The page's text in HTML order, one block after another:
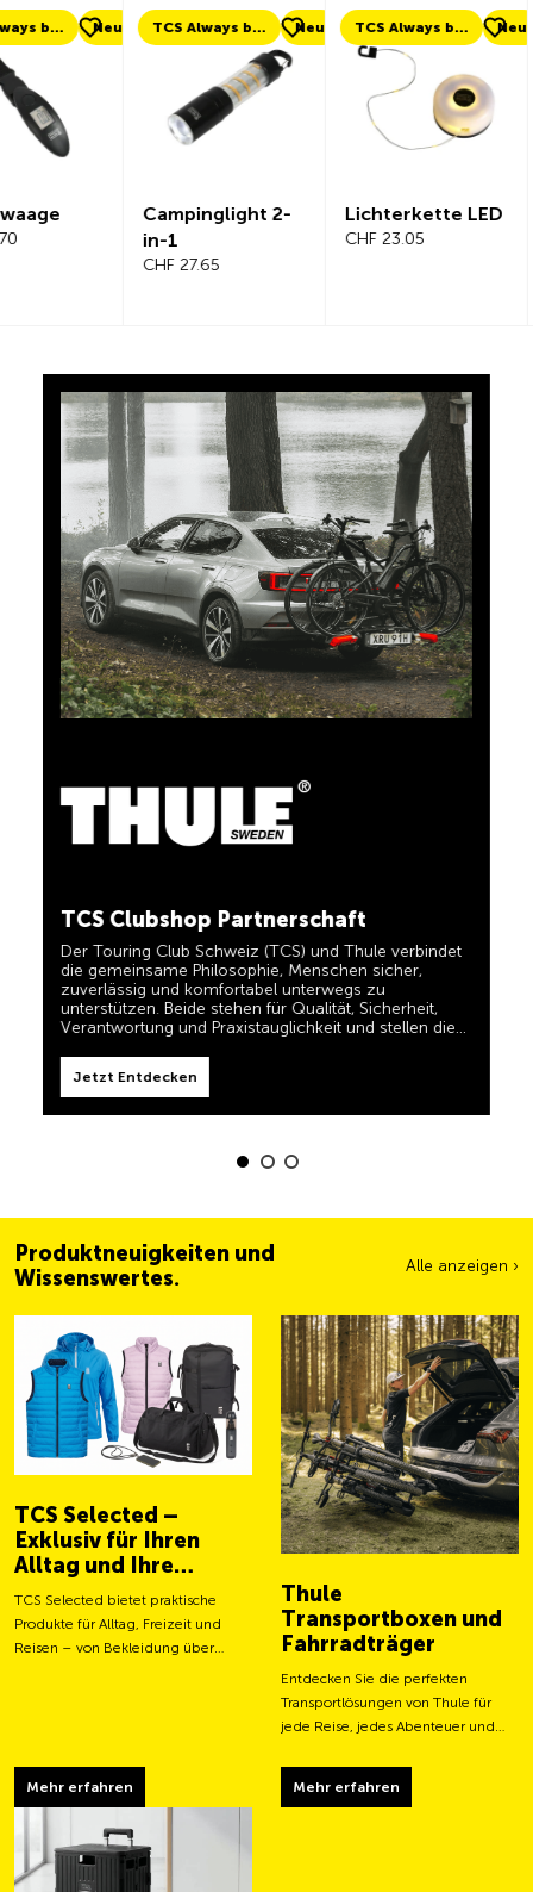
TCS Always by my side Neu
Campinglight 2-
TCS Always by my side Neu
Lichterkette LED
Neu
Beeline
die gemeinsame Philosophie, Menschen sicher,
zuverlässig und komfortabel unterwegs zu
unterstützen. Beide stehen für Qualität, Sicherheit,
Verantwortung und Praxistauglichkeit und stellen die
Bedürfnisse von Reisenden und aktiven Familien in den
Mittelpunkt.
Jetzt Entdecken
5% Cashback
Mastercard® und Sie erhalten automatisch 5% als
Cashback zurück erstattet. Die TCS Member
Mastercard ist TCS Mitglieds-, Bezahl- und Sparkarte
in einem und für TCS-Mitglieder dauerhaft kostenlos.
TCS immer an meiner Seite
Produkte erfüllen und Ihnen zuverlässige, nützliche
Helfer sein, wenn Sie unterwegs sind. Sie erkennen
diese Produkte im Shop einfach am Label 'Always by
my side'.
Jetzt Entdecken
Produktneuigkeiten und
Wissenswertes.
Alle anzeigen ›
TCS Selected –
Exklusiv für Ihren
Alltag und Ihre
Abenteuer
TCS Selected bietet praktische
Produkte für Alltag, Freizeit und
Reisen – von Bekleidung über
Mehr erfahren
Thule
Transportboxen und
Fahrradträger
Entdecken Sie die perfekten
Transportlösungen von Thule für
jede Reise, jedes Abenteuer und
Mehr erfahren